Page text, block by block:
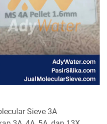
Sieve 3A